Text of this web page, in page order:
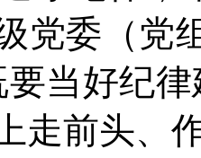
党委（党
要当好纪
走前头、